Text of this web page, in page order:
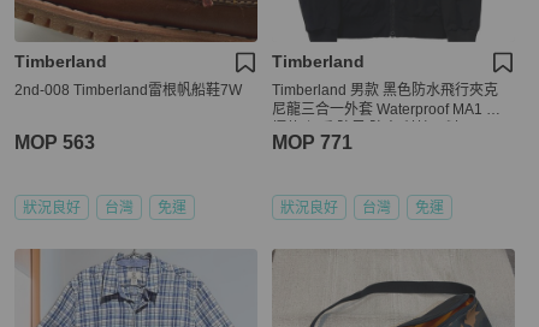
Timberland
2nd-008 Timberland雷根帆船鞋7W
MOP 563
狀況良好 台灣 免運
Timberland
Timberland 男款 黑色防水飛行夾克
尼龍三合一外套 Waterproof MA1 專
MOP 771
狀況良好 台灣 免運